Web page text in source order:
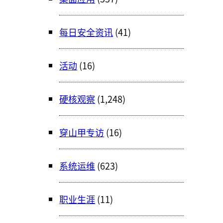
每日安全资讯(41)
活动 (16)
硬核观察(1,248)
穿山甲专访(16)
系统运维 (623)
职业生涯(11)